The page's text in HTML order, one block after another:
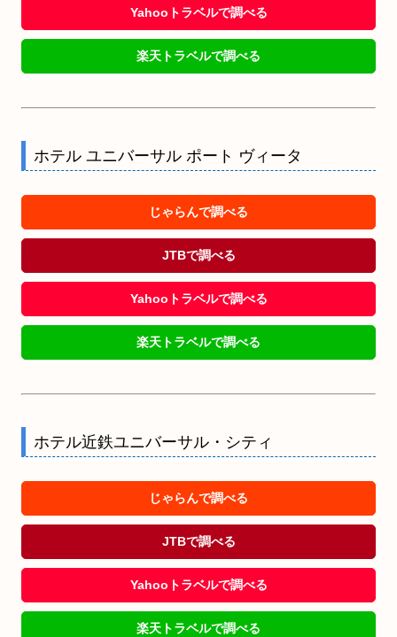
Yahooトラベルで調べる
楽天トラベルで調べる
ホテル ユニバーサル ポート ヴィータ
じゃらんで調べる
JTBで調べる
Yahooトラベルで調べる
楽天トラベルで調べる
ホテル近鉄ユニバーサル・シティ
じゃらんで調べる
JTBで調べる
Yahooトラベルで調べる
楽天トラベルで調べる